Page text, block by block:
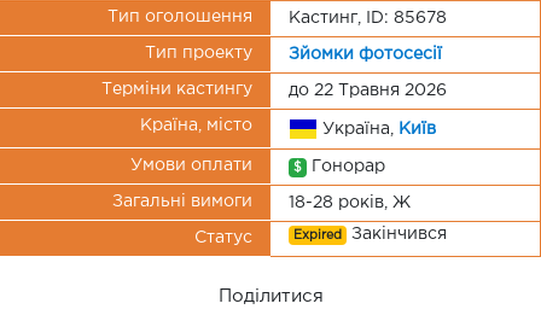
Тип оголошення Кастинг, ID: 85678
Тип проекту Зйомки фотосесії
Терміни кастингу до 22 Травня 2026
Країна, місто Україна, Київ
Умови оплати $ Гонорар
Загальні вимоги 18-28 років, Ж
Статус Expired Закінчився
Поділитися